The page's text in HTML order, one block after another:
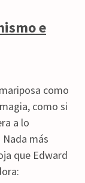
e
como
como si
a lo
más
que Edward